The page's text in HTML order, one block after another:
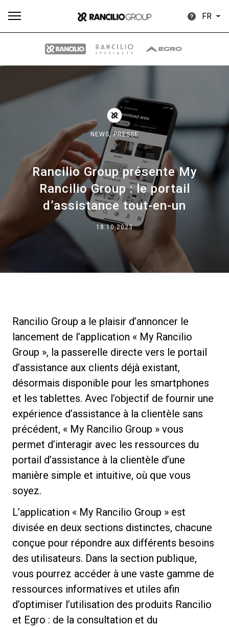
FR
NEWS,PRESSE
Rancilio Group présente My
Rancilio Group : le portail
d’assistance tout-en-un
18.10.2023
Rancilio Group a le plaisir d’annoncer le
lancement de l’application « My Rancilio
Group », la passerelle directe vers le portail
d’assistance aux clients déjà existant,
désormais disponible pour les smartphones
et les tablettes. Avec l’objectif de fournir une
expérience d’assistance à la clientèle sans
précédent, « My Rancilio Group » vous
permet d’interagir avec les ressources du
portail d’assistance à la clientèle d’une
manière simple et intuitive, où que vous
soyez.
L’application « My Rancilio Group » est
divisée en deux sections distinctes, chacune
conçue pour répondre aux différents besoins
des utilisateurs. Dans la section publique,
vous pourrez accéder à une vaste gamme de
ressources informatives et utiles afin
d’optimiser l’utilisation des produits Rancilio
et Egro : de la consultation et du
Nouvelles Télécharger
Our brands
Group
Nos laboratoires
Durabilité
Connect
Nous contacter
Politique de confidentialité